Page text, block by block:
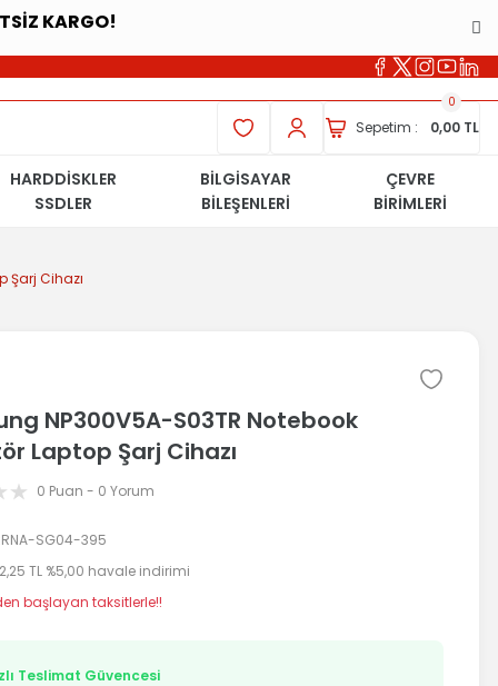
KARGO!
Sepetim : 0,00 TL
0
HARDDİSKLER
SSDLER
BİLGİSAYAR
BİLEŞENLERİ
ÇEVRE
BİRİMLERİ
Şarj Cihazı
NP300V5A-S03TR Notebook
Laptop Şarj Cihazı
0 Puan - 0 Yorum
RNA-SG04-395
TL %5,00 havale indirimi
başlayan taksitlerle!!
Teslimat Güvencesi